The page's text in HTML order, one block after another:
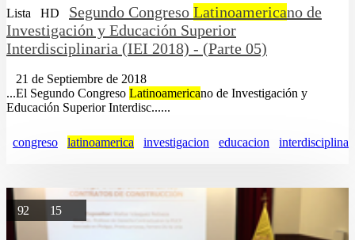
Lista HD Segundo Congreso Latinoamericano de
Investigación y Educación Superior
Interdisciplinaria (IEI 2018) - (Parte 05)
21 de Septiembre de 2018
...El Segundo Congreso Latinoamericano de Investigación y
Educación Superior Interdisc......
congreso latinoamerica investigacion educacion interdisciplina
92 15